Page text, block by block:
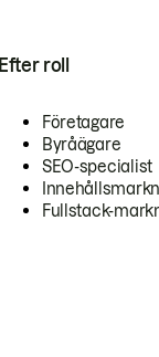
Efter roll
Företagare
Byråägare
SEO-specialist
Fullstack-